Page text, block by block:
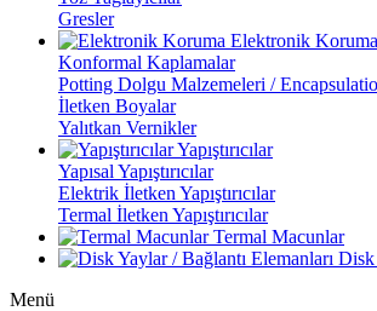
Gresler
Elektronik Koruma
Konformal Kaplamalar
Potting Dolgu Malzemeleri /
İletken Boyalar
Yalıtkan Vernikler
Yapıştırıcılar
Yapısal Yapıştırıcılar
Elektrik İletken Yapıştırıcılar
Termal İletken Yapıştırıcılar
Termal Macunlar
Disk
Menü